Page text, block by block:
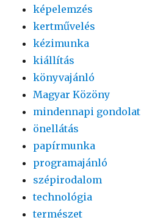
képelemzés
kertművelés
kézimunka
kiállítás
könyvajánló
Magyar Közöny
mindennapi gondolat
önellátás
papírmunka
programajánló
szépirodalom
technológia
természet